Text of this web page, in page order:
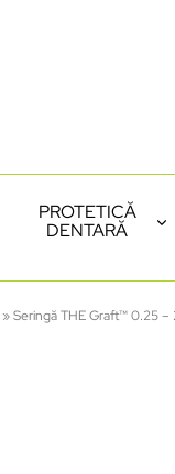
PROTETICĂ
DENTARĂ
»Seringă THE Graft™ 0.25 –